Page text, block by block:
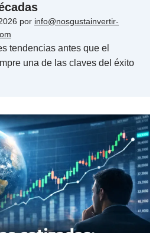
por info@nosgustainvertir-
tendencias antes que el
una de las claves del éxito